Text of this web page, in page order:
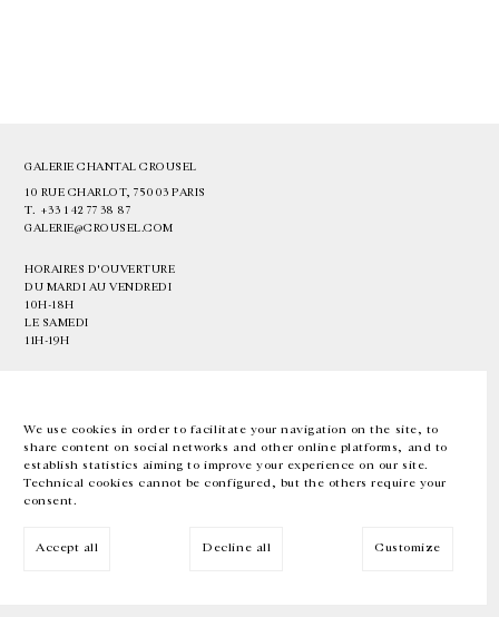
We use cookies in order to facilitate your navigation on the site, to
share content on social networks and other online platforms, and to
establish statistics aiming to improve your experience on our site.
Technical cookies cannot be configured, but the others require your
consent.
Accept all Decline all Customize
GALERIE CHANTAL CROUSEL
10 RUE CHARLOT, 75003 PARIS
T. +33 1 42 77 38 87
GALERIE@CROUSEL.COM
HORAIRES D'OUVERTURE
DU MARDI AU VENDREDI
10H-18H
LE SAMEDI
11H-19H
EN FR 中文 Facebook Instagram
Inscrivez-vous à notre newsletter